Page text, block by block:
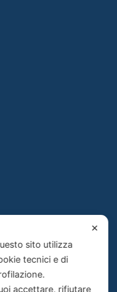
✕
sito utilizza
tecnici e di
accettare, rifiutare